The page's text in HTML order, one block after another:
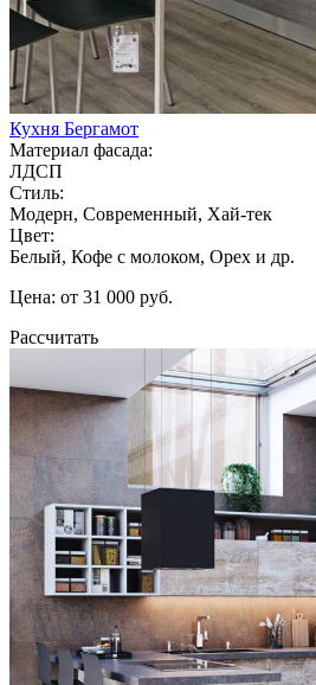
Кухня Бергамот
Материал фасада:
ЛДСП
Стиль:
Модерн, Современный, Хай-тек
Цвет:
Белый, Кофе с молоком, Орех и др.
Цена: от 31 000 руб.
Рассчитать